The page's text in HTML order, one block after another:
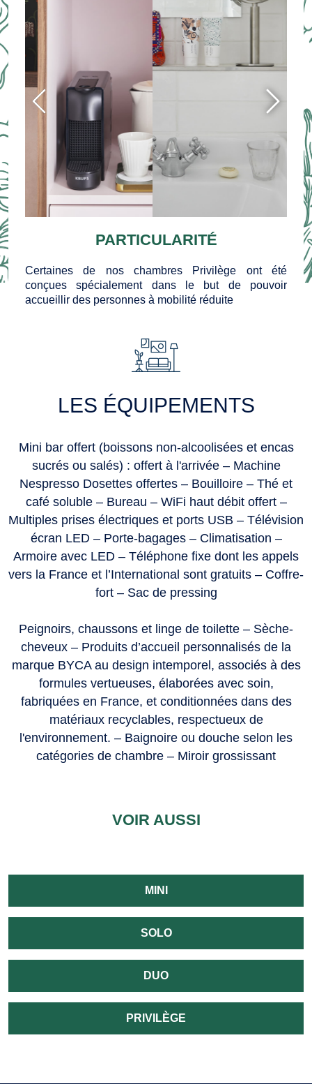
PARTICULARITÉ
Certaines de nos chambres Privilège ont été
conçues spécialement dans le but de pouvoir
accueillir des personnes à mobilité réduite
LES ÉQUIPEMENTS
Mini bar offert (boissons non-alcoolisées et encas
sucrés ou salés) : offert à l'arrivée – Machine
Nespresso Dosettes offertes – Bouilloire – Thé et
café soluble – Bureau – WiFi haut débit offert –
Multiples prises électriques et ports USB – Télévision
écran LED – Porte-bagages – Climatisation –
Armoire avec LED – Téléphone fixe dont les appels
vers la France et l’International sont gratuits – Coffre-
fort – Sac de pressing
Peignoirs, chaussons et linge de toilette – Sèche-
cheveux – Produits d’accueil personnalisés de la
marque BYCA au design intemporel, associés à des
formules vertueuses, élaborées avec soin,
fabriquées en France, et conditionnées dans des
matériaux recyclables, respectueux de
l'environnement. – Baignoire ou douche selon les
catégories de chambre – Miroir grossissant
VOIR AUSSI
MINI
SOLO
DUO
PRIVILÈGE